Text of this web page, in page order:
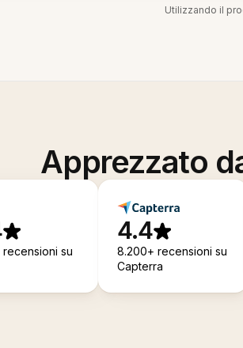
Utilizzando il
Apprezzato
recensioni su
4.4
8.200+ recensioni su
Capterra